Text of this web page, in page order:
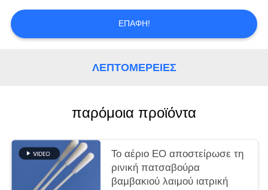
SITEMAP
ΕΠΑΦΉ!
ΛΕΠΤΟΜΈΡΕΙΕΣ
παρόμοια προϊόντα
Το αέριο EO αποστείρωσε τη
ρινική πατσαβούρα
βαμβακιού λαιμού ιατρική